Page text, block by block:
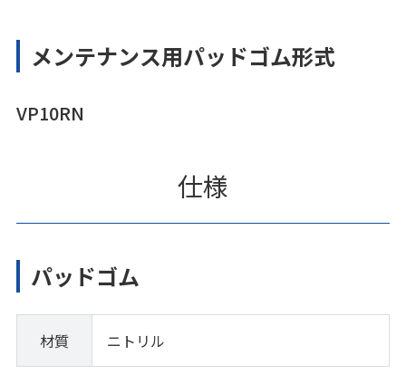
メンテナンス用パッドゴム形式
VP10RN
仕様
パッドゴム
材質 ニトリル